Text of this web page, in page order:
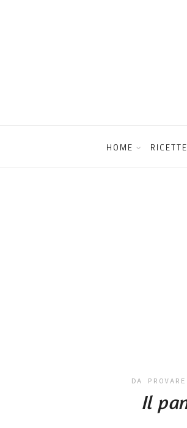
HOME RICETTE
DA PROVARE
Il